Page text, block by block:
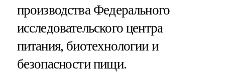
производства Федерального
исследовательского центра
питания, биотехнологии и
безопасности пищи.